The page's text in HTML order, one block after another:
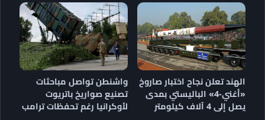
الهند تعلن نجاح اختبار صاروخ
«أغني-4» الباليستي بمدى
يصل إلى 4 آلاف كيلومتر
واشنطن تواصل مباحثات
تصنيع صواريخ باتريوت
لأوكرانيا رغم تحفظات ترامب